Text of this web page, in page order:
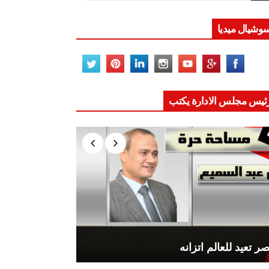
ميديا
مجلس الادارة يكتب
تعيد للعالم اتزانه